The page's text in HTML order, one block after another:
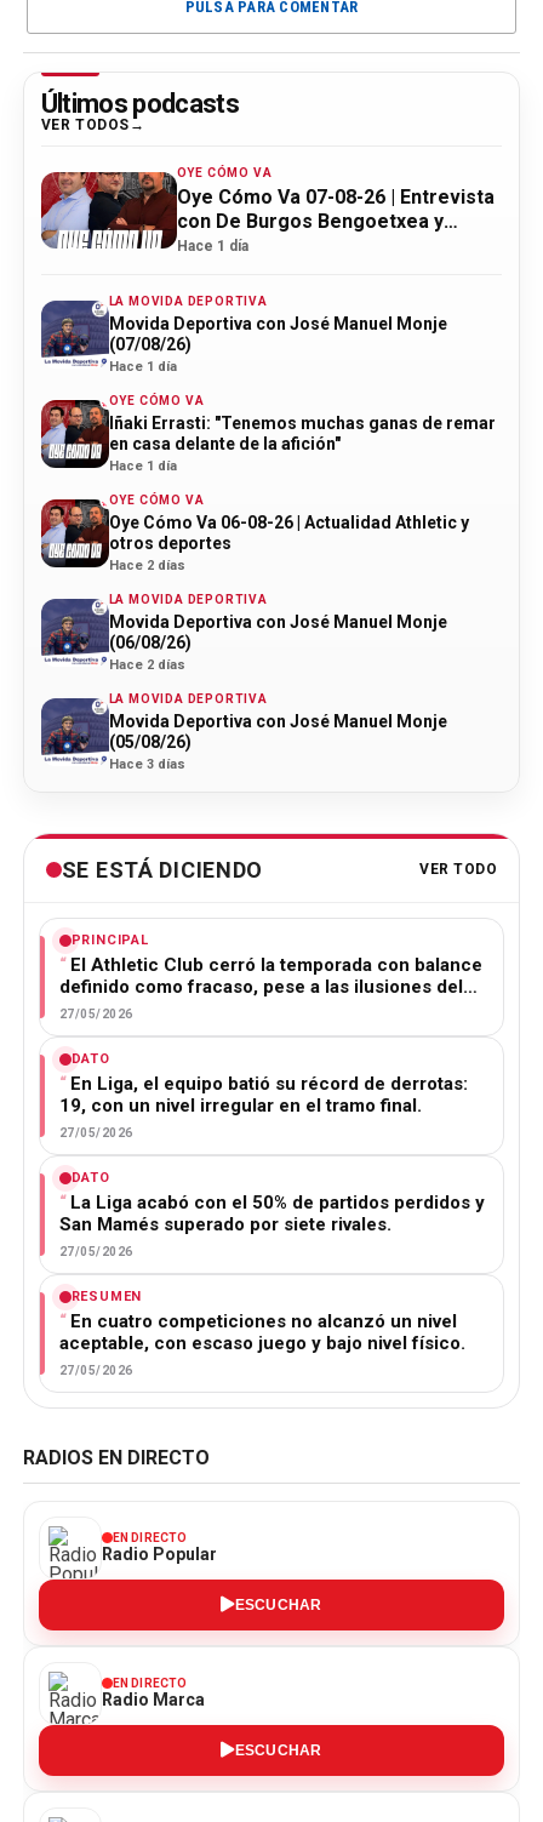
PULSA PARA COMENTAR
Últimos podcasts
VER TODOS
OYE CÓMO VA
Oye Cómo Va 07-08-26 | Entrevista
con De Burgos Bengoetxea y
actualidad Athletic
Hace 1 día
LA MOVIDA DEPORTIVA
Movida Deportiva con José Manuel Monje
(07/08/26)
Hace 1 día
OYE CÓMO VA
Iñaki Errasti: "Tenemos muchas ganas de remar
en casa delante de la afición"
Hace 1 día
OYE CÓMO VA
Oye Cómo Va 06-08-26 | Actualidad Athletic y
otros deportes
Hace 2 días
LA MOVIDA DEPORTIVA
Movida Deportiva con José Manuel Monje
(06/08/26)
Hace 2 días
LA MOVIDA DEPORTIVA
Movida Deportiva con José Manuel Monje
(05/08/26)
Hace 3 días
SE ESTÁ DICIENDO VER TODO
PRINCIPAL
El Athletic Club cerró la temporada con balance
definido como fracaso, pese a las ilusiones del…
27/05/2026
DATO
En Liga, el equipo batió su récord de derrotas:
19, con un nivel irregular en el tramo final.
27/05/2026
DATO
La Liga acabó con el 50% de partidos perdidos y
San Mamés superado por siete rivales.
27/05/2026
RESUMEN
En cuatro competiciones no alcanzó un nivel
aceptable, con escaso juego y bajo nivel físico.
27/05/2026
RADIOS EN DIRECTO
EN DIRECTO
Radio Popular
ESCUCHAR
EN DIRECTO
Radio Marca
ESCUCHAR